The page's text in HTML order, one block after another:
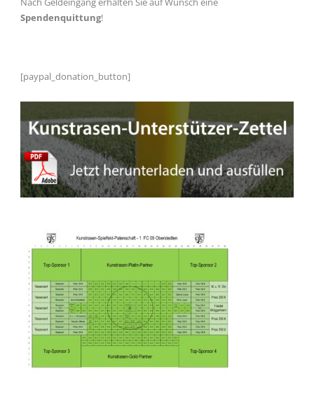
Spendenquittung!
[paypal_donation_button]